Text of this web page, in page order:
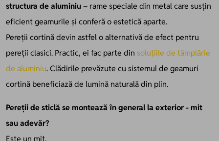
structura de aluminiu– rame speciale din metal care susțin
eficient geamurile și conferă o estetică aparte.
Pereții cortină devin astfel o alternativă de efect pentru
pereții clasici. Practic, ei fac parte din soluțiile de tâmplărie
de aluminiu. Clădirile prevăzute cu sistemul de geamuri
cortină beneficiază de lumină naturală din plin.
Pereții de sticlă se montează în general la exterior - mit
sau adevăr?
Este un mit.